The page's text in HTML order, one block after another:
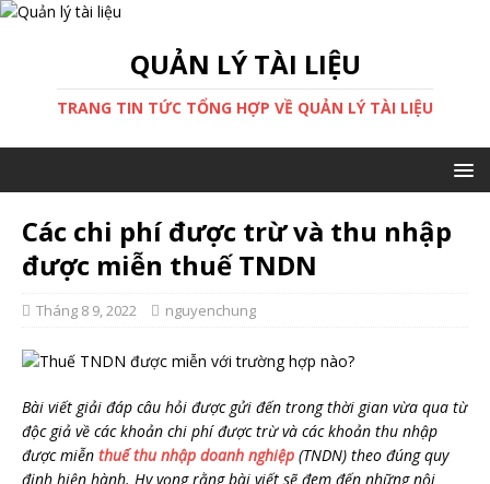
QUẢN LÝ TÀI LIỆU
TRANG TIN TỨC TỔNG HỢP VỀ QUẢN LÝ TÀI LIỆU
Các chi phí được trừ và thu nhập
được miễn thuế TNDN
Tháng 8 9, 2022 nguyenchung
Bài viết giải đáp câu hỏi được gửi đến trong thời gian vừa qua từ
độc giả về các khoản chi phí được trừ và các khoản thu nhập
được miễn thuế thu nhập doanh nghiệp (TNDN) theo đúng quy
định hiện hành. Hy vọng rằng bài viết sẽ đem đến những nội